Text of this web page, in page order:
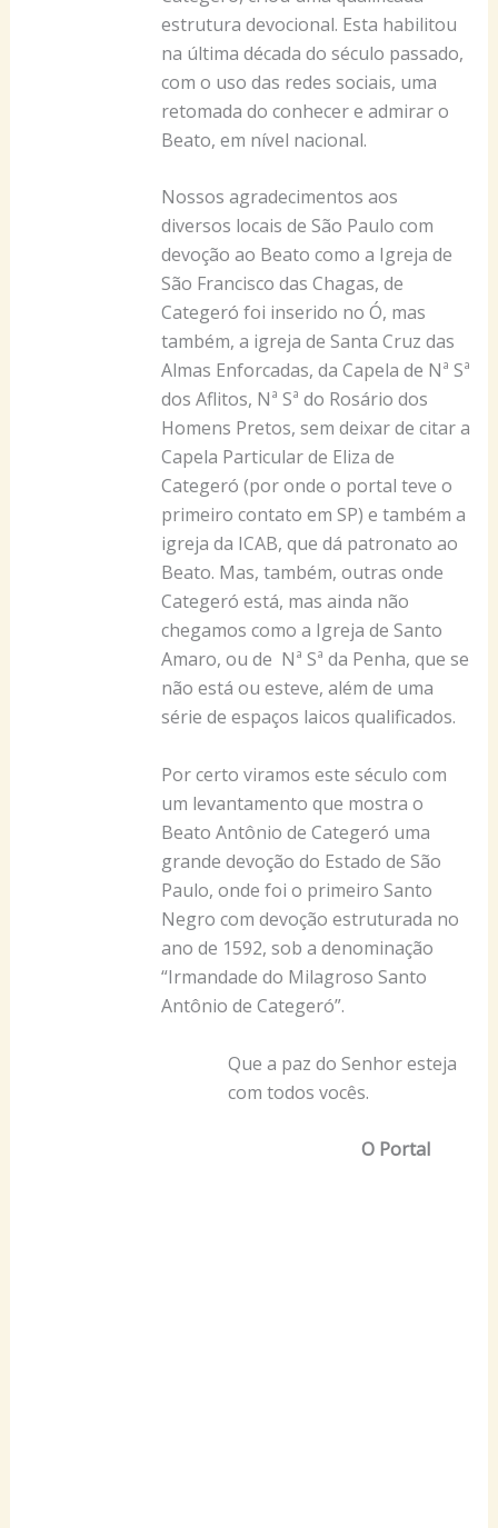
estrutura devocional. Esta habilitou
na última década do século passado,
com o uso das redes sociais, uma
retomada do conhecer e admirar o
Beato, em nível nacional.
Nossos agradecimentos aos
diversos locais de São Paulo com
devoção ao Beato como a Igreja de
São Francisco das Chagas, de
Categeró foi inserido no Ó, mas
também, a igreja de Santa Cruz das
Almas Enforcadas, da Capela de Nª Sª
dos Aflitos, Nª Sª do Rosário dos
Homens Pretos, sem deixar de citar a
Capela Particular de Eliza de
Categeró (por onde o portal teve o
primeiro contato em SP) e também a
igreja da ICAB, que dá patronato ao
Beato. Mas, também, outras onde
Categeró está, mas ainda não
chegamos como a Igreja de Santo
Amaro, ou de Nª Sª da Penha, que se
não está ou esteve, além de uma
série de espaços laicos qualificados.
Por certo viramos este século com
um levantamento que mostra o
Beato Antônio de Categeró uma
grande devoção do Estado de São
Paulo, onde foi o primeiro Santo
Negro com devoção estruturada no
ano de 1592, sob a denominação
“Irmandade do Milagroso Santo
Antônio de Categeró”.
Que a paz do Senhor esteja
com todos vocês.
O Portal